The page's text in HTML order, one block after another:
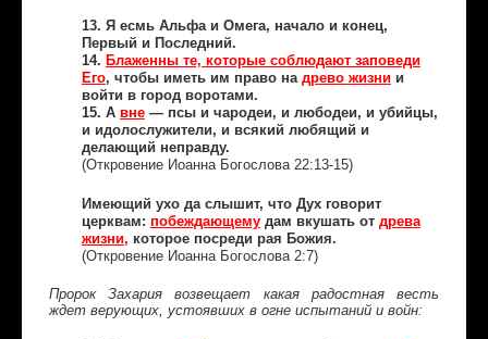
13. Я есмь Альфа и Омега, начало и конец,
Первый и Последний.
14. Блаженны те, которые соблюдают заповеди
Его, чтобы иметь им право на древо жизнии
войти в город воротами.
15. А вне— псы и чародеи, и любодеи, и убийцы,
и идолослужители, и всякий любящий и
делающий неправду.
(Откровение Иоанна Богослова 22:13-15)
Имеющий ухо да слышит, что Дух говорит
церквам: побеждающемудам вкушать от древа
жизни, которое посреди рая Божия.
(Откровение Иоанна Богослова 2:7)
Пророк Захария возвещает какая радостная весть
ждет верующих, устоявших в огне испытаний и войн: